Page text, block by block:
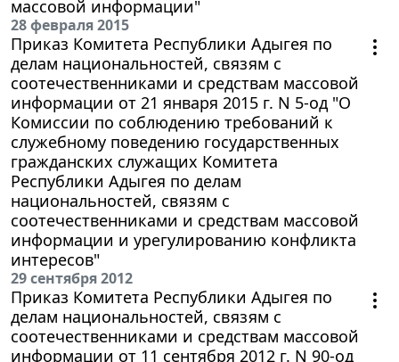
массовой информации"
28 февраля 2015
Приказ Комитета Республики Адыгея по
делам национальностей, связям с
соотечественниками и средствам массовой
информации от 21 января 2015 г. N 5-од "О
Комиссии по соблюдению требований к
служебному поведению государственных
гражданских служащих Комитета
Республики Адыгея по делам
национальностей, связям с
соотечественниками и средствам массовой
информации и урегулированию конфликта
интересов"
29 сентября 2012
Приказ Комитета Республики Адыгея по
делам национальностей, связям с
соотечественниками и средствам массовой
информации от 11 сентября 2012 г. N 90-од